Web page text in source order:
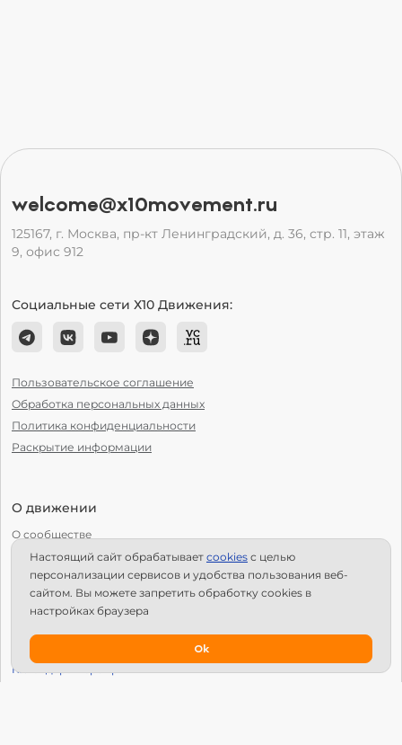
welcome@x10movement.ru
125167, г. Москва, пр-кт Ленинградский, д. 36, стр. 11, этаж
9, офис 912
Социальные сети Х10 Движения:
Пользовательское соглашение
Обработка персональных данных
Политика конфиденциальности
Раскрытие информации
О движении
О сообществе
С чего начать?
Структура Х10
Как стать региональным лидером?
Календарь мероприятий
Настоящий сайт обрабатывает сookies с целью
персонализации сервисов и удобства пользования веб-
сайтом. Вы можете запретить обработку сookies в
настройках браузера
Ok